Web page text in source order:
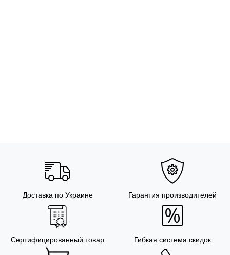
Доставка по Украине Гарантия производителей
Сертифицированный товар Гибкая система скидок